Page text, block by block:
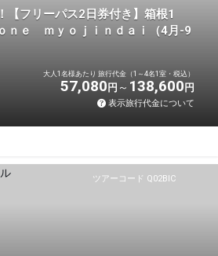
【フリーパス2日券付き】箱根1
ｅ ｍｙｏｊｉｎｄａｉ（4月-9
大人1名様あたり 旅行代金（1～4名1室・税込）
57,080 円 138,600 円
表示旅行代金について
ツアーコード Q02BIC